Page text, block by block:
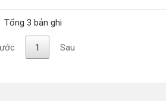
Tổng 3 bản ghi
1 Sau